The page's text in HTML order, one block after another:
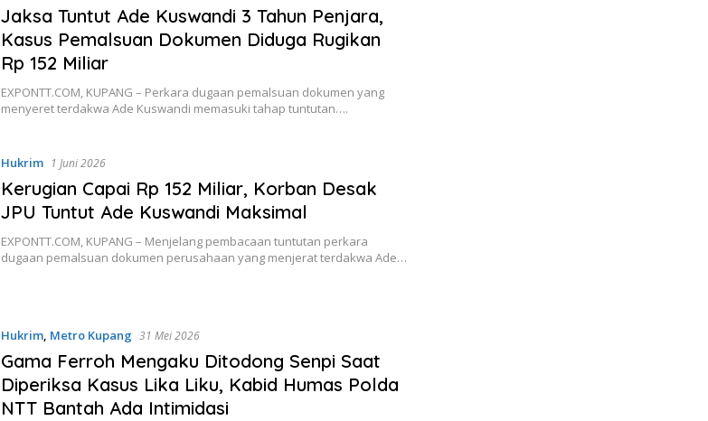
Jaksa Tuntut Ade Kuswandi 3 Tahun Penjara,
Kasus Pemalsuan Dokumen Diduga Rugikan
Rp 152 Miliar
EXPONTT.COM, KUPANG – Perkara dugaan pemalsuan dokumen yang
menyeret terdakwa Ade Kuswandi memasuki tahap tuntutan….
Hukrim 1 Juni 2026
Kerugian Capai Rp 152 Miliar, Korban Desak
JPU Tuntut Ade Kuswandi Maksimal
EXPONTT.COM, KUPANG – Menjelang pembacaan tuntutan perkara
dugaan pemalsuan dokumen perusahaan yang menjerat terdakwa Ade…
Hukrim, Metro Kupang 31 Mei 2026
Gama Ferroh Mengaku Ditodong Senpi Saat
Diperiksa Kasus Lika Liku, Kabid Humas Polda
NTT Bantah Ada Intimidasi